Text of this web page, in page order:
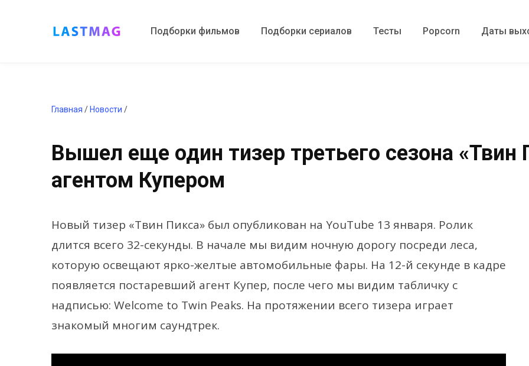
Подборки фильмов Подборки сериалов Тесты Popcorn Даты
Главная / Новости /
Вышел еще один тизер третьего сезона «Твин
агентом Купером
Новый тизер «Твин Пикса» был опубликован на YouTube 13 января. Ролик
длится всего 32-секунды. В начале мы видим ночную дорогу посреди леса,
которую освещают ярко-желтые автомобильные фары. На 12-й секунде в кадре
появляется постаревший агент Купер, после чего мы видим табличку с
надписью: Welcome to Twin Peaks. На протяжении всего тизера играет
знакомый многим саундтрек.